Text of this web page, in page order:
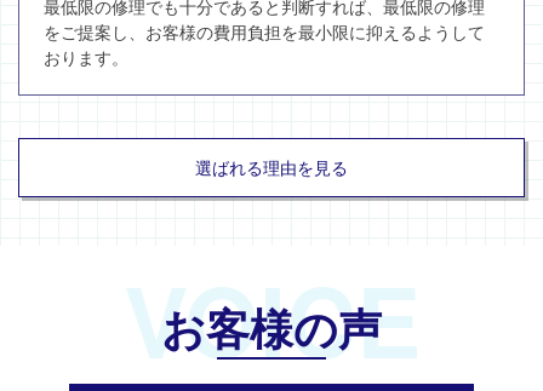
最低限の修理でも十分であると判断すれば、最低限の修理
をご提案し、お客様の費用負担を最小限に抑えるようして
おります。
選ばれる理由を見る
VOICE
お客様の声